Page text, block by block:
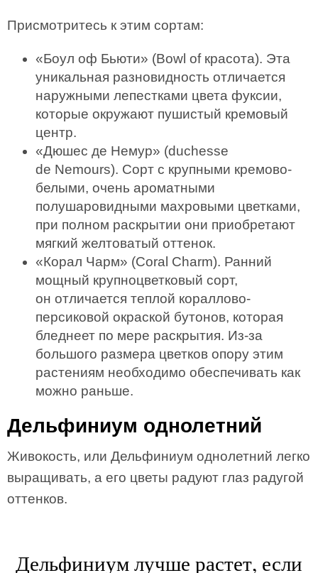
Присмотритесь к этим сортам:
«Боул оф Бьюти» (Bowl of красота). Эта
уникальная разновидность отличается
наружными лепестками цвета фуксии,
которые окружают пушистый кремовый
центр.
«Дюшес де Немур» (duchesse
de Nemours). Сорт с крупными кремово-
белыми, очень ароматными
полушаровидными махровыми цветками,
при полном раскрытии они приобретают
мягкий желтоватый оттенок.
«Корал Чарм» (Coral Charm). Ранний
мощный крупноцветковый сорт,
он отличается теплой кораллово-
персиковой окраской бутонов, которая
бледнеет по мере раскрытия. Из-за
большого размера цветков опору этим
растениям необходимо обеспечивать как
можно раньше.
Дельфиниум однолетний
Живокость, или Дельфиниум однолетний легко
выращивать, а его цветы радуют глаз радугой
оттенков.
Дельфиниум лучше растет, если